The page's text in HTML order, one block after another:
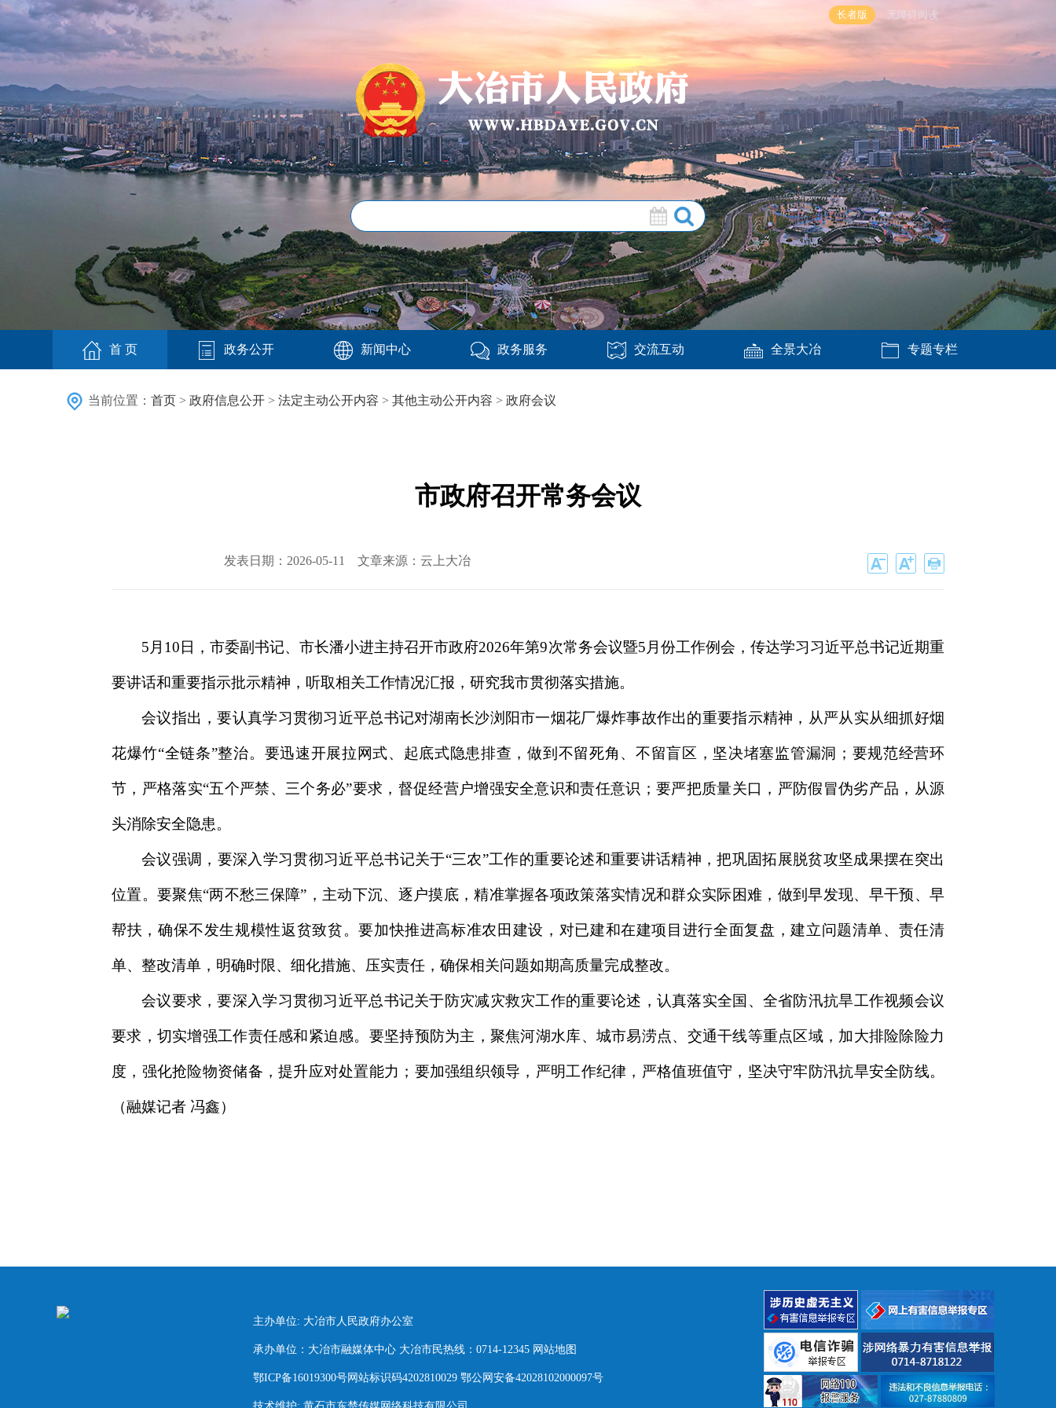
长者版 无障碍阅读
首 页 政务公开 新闻中心 政务服务 交流互动 全景大冶 专题专栏
当前位置： 首页 > 政府信息公开 > 法定主动公开内容 > 其他主动公开内容 > 政府会议
市政府召开常务会议
发表日期：2026-05-11 文章来源：云上大冶
5月10日，市委副书记、市长潘小进主持召开市政府2026年第9次常务会议暨5月份工作例会，传达学习习近平总书记近期重
要讲话和重要指示批示精神，听取相关工作情况汇报，研究我市贯彻落实措施。
会议指出，要认真学习贯彻习近平总书记对湖南长沙浏阳市一烟花厂爆炸事故作出的重要指示精神，从严从实从细抓好烟
花爆竹“全链条”整治。要迅速开展拉网式、起底式隐患排查，做到不留死角、不留盲区，坚决堵塞监管漏洞；要规范经营环
节，严格落实“五个严禁、三个务必”要求，督促经营户增强安全意识和责任意识；要严把质量关口，严防假冒伪劣产品，从源
头消除安全隐患。
会议强调，要深入学习贯彻习近平总书记关于“三农”工作的重要论述和重要讲话精神，把巩固拓展脱贫攻坚成果摆在突出
位置。要聚焦“两不愁三保障”，主动下沉、逐户摸底，精准掌握各项政策落实情况和群众实际困难，做到早发现、早干预、早
帮扶，确保不发生规模性返贫致贫。要加快推进高标准农田建设，对已建和在建项目进行全面复盘，建立问题清单、责任清
单、整改清单，明确时限、细化措施、压实责任，确保相关问题如期高质量完成整改。
会议要求，要深入学习贯彻习近平总书记关于防灾减灾救灾工作的重要论述，认真落实全国、全省防汛抗旱工作视频会议
要求，切实增强工作责任感和紧迫感。要坚持预防为主，聚焦河湖水库、城市易涝点、交通干线等重点区域，加大排险除险力
度，强化抢险物资储备，提升应对处置能力；要加强组织领导，严明工作纪律，严格值班值守，坚决守牢防汛抗旱安全防线。
（融媒记者 冯鑫）
主办单位: 大冶市人民政府办公室
承办单位：大冶市融媒体中心 大冶市民热线：0714-12345 网站地图
鄂ICP备16019300号网站标识码4202810029 鄂公网安备42028102000097号